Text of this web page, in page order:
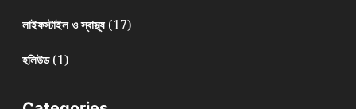
লাইফস্টাইল ও স্বাস্থ্য(17)
হলিউড(1)